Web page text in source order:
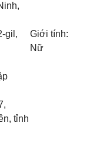
,
gil,
tỉnh
Giới tính:
Nữ